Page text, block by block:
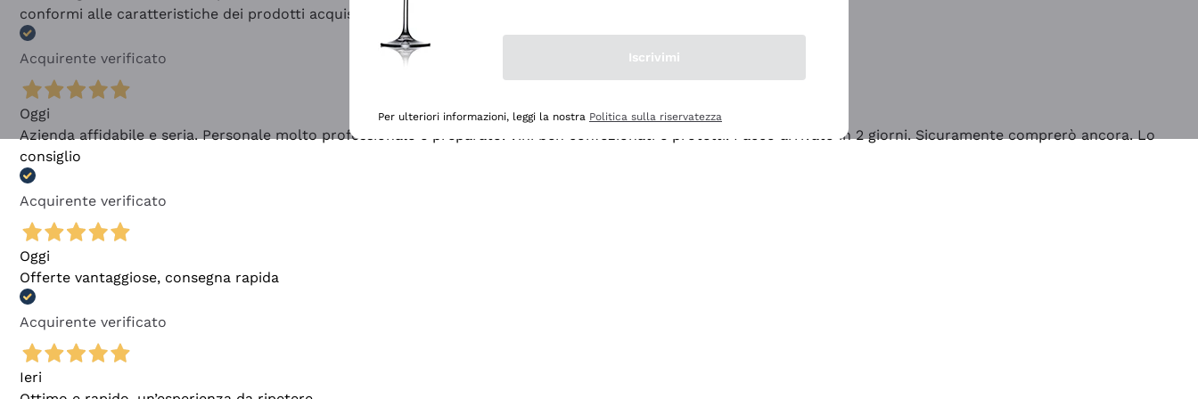
conformi alle caratteristiche dei prodotti acquistati
Acquirente verificato
Oggi
Azienda affidabile e seria. Personale molto professionale e preparato. Vini ben confezionati e protetti. Pacco arrivato in 2 giorni. Sicuramente comprerò ancora. Lo
consiglio
Acquirente verificato
Oggi
Offerte vantaggiose, consegna rapida
Acquirente verificato
Ieri
Iscrivimi
Per ulteriori informazioni, leggi la nostra Politica sulla riservatezza